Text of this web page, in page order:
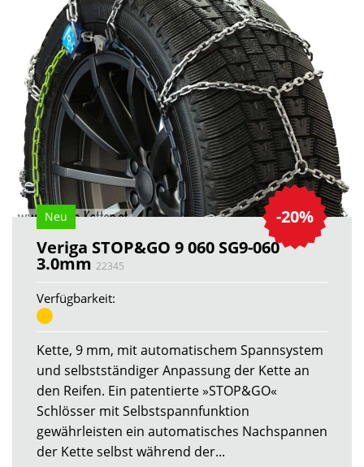
-20%
Neu
Veriga STOP&GO 9 060 SG9-060
3.0mm 22345
Verfügbarkeit:
Kette, 9 mm, mit automatischem Spannsystem
und selbstständiger Anpassung der Kette an
den Reifen. Ein patentierte »STOP&GO«
Schlösser mit Selbstspannfunktion
gewährleisten ein automatisches Nachspannen
der Kette selbst während der...